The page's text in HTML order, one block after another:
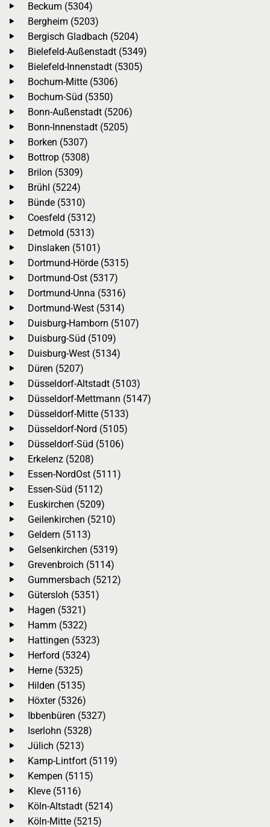
Beckum (5304)
Bergheim (5203)
Bergisch Gladbach (5204)
Bielefeld-Außenstadt (5349)
Bielefeld-Innenstadt (5305)
Bochum-Mitte (5306)
Bochum-Süd (5350)
Bonn-Außenstadt (5206)
Bonn-Innenstadt (5205)
Borken (5307)
Bottrop (5308)
Brilon (5309)
Brühl (5224)
Bünde (5310)
Coesfeld (5312)
Detmold (5313)
Dinslaken (5101)
Dortmund-Hörde (5315)
Dortmund-Ost (5317)
Dortmund-Unna (5316)
Dortmund-West (5314)
Duisburg-Hamborn (5107)
Duisburg-Süd (5109)
Duisburg-West (5134)
Düren (5207)
Düsseldorf-Altstadt (5103)
Düsseldorf-Mettmann (5147)
Düsseldorf-Mitte (5133)
Düsseldorf-Nord (5105)
Düsseldorf-Süd (5106)
Erkelenz (5208)
Essen-NordOst (5111)
Essen-Süd (5112)
Euskirchen (5209)
Geilenkirchen (5210)
Geldern (5113)
Gelsenkirchen (5319)
Grevenbroich (5114)
Gummersbach (5212)
Gütersloh (5351)
Hagen (5321)
Hamm (5322)
Hattingen (5323)
Herford (5324)
Herne (5325)
Hilden (5135)
Höxter (5326)
Ibbenbüren (5327)
Iserlohn (5328)
Jülich (5213)
Kamp-Lintfort (5119)
Kempen (5115)
Kleve (5116)
Köln-Altstadt (5214)
Köln-Mitte (5215)